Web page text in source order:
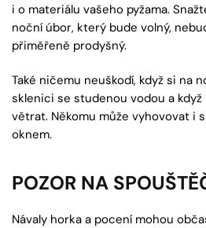
i o materiálu vašeho pyžama.
noční úbor, který bude volný,
přiměřeně prodyšný.
Také ničemu neuškodí, když si na
sklenici se studenou vodou a
větrat. Někomu může vyhovovat i
oknem.
POZOR NA
Návaly horka a pocení mohou